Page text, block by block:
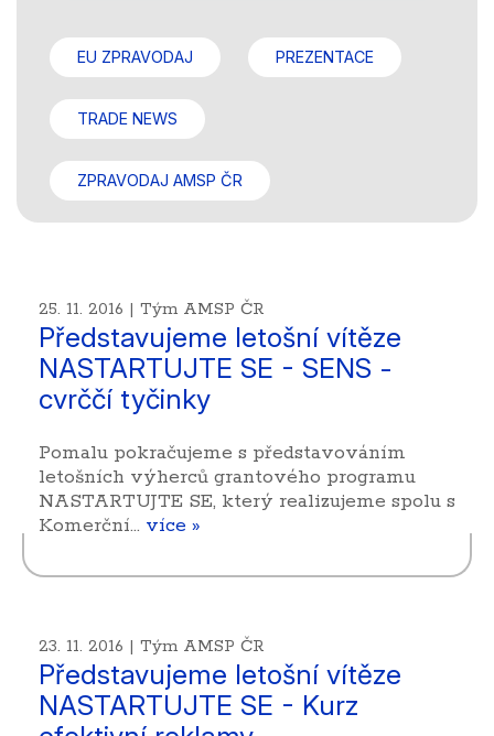
EU ZPRAVODAJ PREZENTACE
TRADE NEWS
ZPRAVODAJ AMSP ČR
25. 11. 2016 | Tým AMSP ČR
Představujeme letošní vítěze
NASTARTUJTE SE - SENS -
cvrččí tyčinky
Pomalu pokračujeme s představováním
letošních výherců grantového programu
NASTARTUJTE SE, který realizujeme spolu s
Komerční… více »
23. 11. 2016 | Tým AMSP ČR
Představujeme letošní vítěze
NASTARTUJTE SE - Kurz